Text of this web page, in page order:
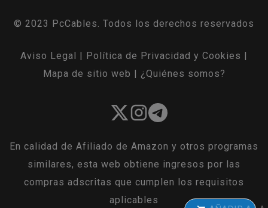
© 2023 PcCables. Todos los derechos reservados
Aviso Legal Política de Privacidad y Cookies
Mapa de sitio web
¿Quiénes somos?
En calidad de Afiliado de Amazon y otros programas
similares, esta web obtiene ingresos por las
compras adscritas que cumplen los requisitos
aplicables